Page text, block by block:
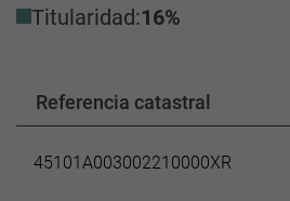
Titularidad:16%
Referencia catastral
45101A003002210000XR